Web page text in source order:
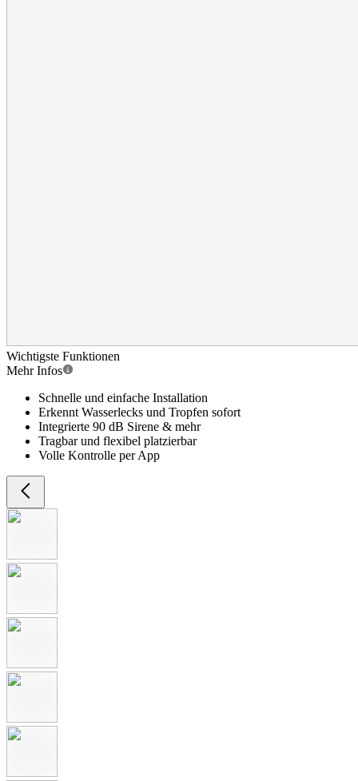
Wichtigste Funktionen
Mehr Infos
Schnelle und einfache Installation
Erkennt Wasserlecks und Tropfen sofort
Integrierte 90 dB Sirene & mehr
Tragbar und flexibel platzierbar
Volle Kontrolle per App